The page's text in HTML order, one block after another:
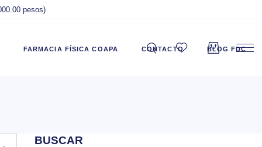
pesos)
FARMACIA FÍSICA COAPA CONTACTO BLOG FDC
BUSCAR